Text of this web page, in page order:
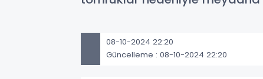
08-10-2024 22:20
Güncelleme : 08-10-2024 22:20